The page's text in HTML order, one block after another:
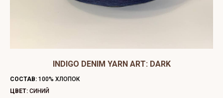
INDIGO DENIM YARN ART: DARK
СОСТАВ: 100% ХЛОПОК
ЦВЕТ: СИНИЙ